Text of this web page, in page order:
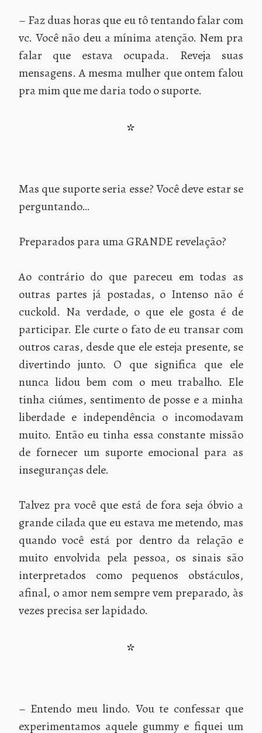
– Faz duas horas que eu tô tentando falar com
vc. Você não deu a mínima atenção. Nem pra
falar que estava ocupada. Reveja suas
mensagens. A mesma mulher que ontem falou
pra mim que me daria todo o suporte.
*
Mas que suporte seria esse? Você deve estar se
perguntando…
Preparados para uma GRANDE revelação?
Ao contrário do que pareceu em todas as
outras partes já postadas, o Intenso não é
cuckold. Na verdade, o que ele gosta é de
participar. Ele curte o fato de eu transar com
outros caras, desde que ele esteja presente, se
divertindo junto. O que significa que ele
nunca lidou bem com o meu trabalho. Ele
tinha ciúmes, sentimento de posse e a minha
liberdade e independência o incomodavam
muito. Então eu tinha essa constante missão
de fornecer um suporte emocional para as
inseguranças dele.
Talvez pra você que está de fora seja óbvio a
grande cilada que eu estava me metendo, mas
quando você está por dentro da relação e
muito envolvida pela pessoa, os sinais são
interpretados como pequenos obstáculos,
afinal, o amor nem sempre vem preparado, às
vezes precisa ser lapidado.
*
– Entendo meu lindo. Vou te confessar que
experimentamos aquele gummy e fiquei um